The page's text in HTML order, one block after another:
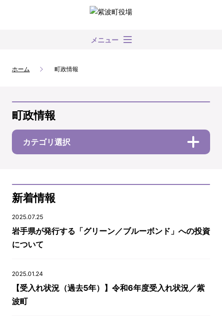
メニュー
ホーム 町政情報
町政情報
カテゴリ選択
新着情報
2025.07.25
岩手県が発行する「グリーン／ブルーボンド」への投資
について
2025.01.24
【受入れ状況（過去5年）】令和6年度受入れ状況／紫
波町